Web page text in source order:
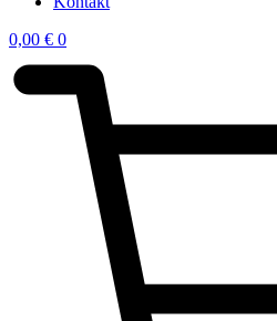
0,00 € 0